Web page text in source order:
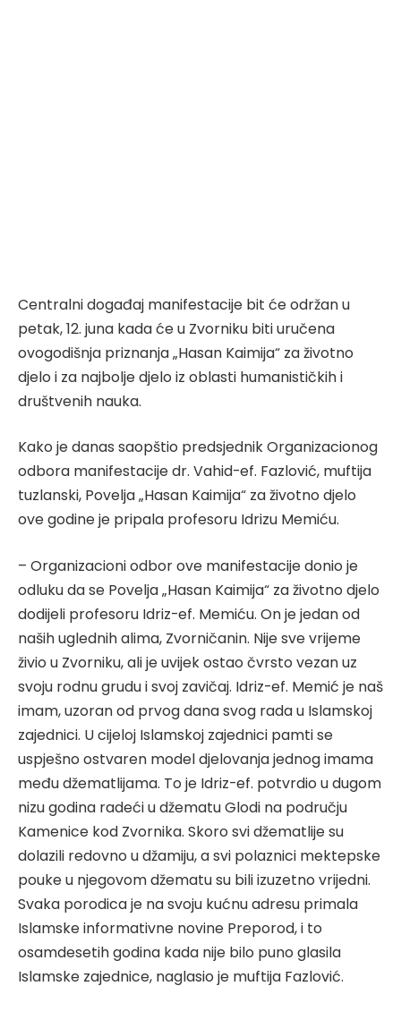
Centralni događaj manifestacije bit će održan u
petak, 12. juna kada će u Zvorniku biti uručena
ovogodišnja priznanja „Hasan Kaimija“ za životno
djelo i za najbolje djelo iz oblasti humanističkih i
društvenih nauka.
Kako je danas saopštio predsjednik Organizacionog
odbora manifestacije dr. Vahid-ef. Fazlović, muftija
tuzlanski, Povelja „Hasan Kaimija“ za životno djelo
ove godine je pripala profesoru Idrizu Memiću.
– Organizacioni odbor ove manifestacije donio je
odluku da se Povelja „Hasan Kaimija“ za životno djelo
dodijeli profesoru Idriz-ef. Memiću. On je jedan od
naših uglednih alima, Zvorničanin. Nije sve vrijeme
živio u Zvorniku, ali je uvijek ostao čvrsto vezan uz
svoju rodnu grudu i svoj zavičaj. Idriz-ef. Memić je naš
imam, uzoran od prvog dana svog rada u Islamskoj
zajednici. U cijeloj Islamskoj zajednici pamti se
uspješno ostvaren model djelovanja jednog imama
među džematlijama. To je Idriz-ef. potvrdio u dugom
nizu godina radeći u džematu Glodi na području
Kamenice kod Zvornika. Skoro svi džematlije su
dolazili redovno u džamiju, a svi polaznici mektepske
pouke u njegovom džematu su bili izuzetno vrijedni.
Svaka porodica je na svoju kućnu adresu primala
Islamske informativne novine Preporod, i to
osamdesetih godina kada nije bilo puno glasila
Islamske zajednice, naglasio je muftija Fazlović.